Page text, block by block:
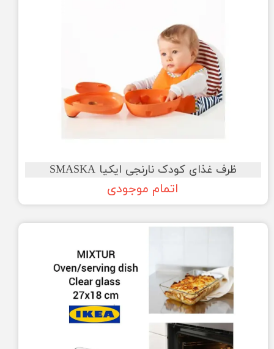
ظرف غذای کودک نارنجی ایکیا SMASKA
اتمام موجودی